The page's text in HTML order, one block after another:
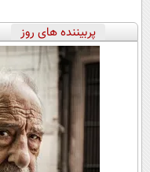
پربیننده های روز